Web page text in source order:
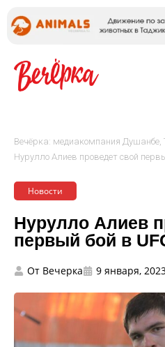
Вечёрка: медиакомпания Душанбе,
Нурулло Алиев проведет свой
Новости
Нурулло Алиев
первый бой в
От Вечерка 9 января,